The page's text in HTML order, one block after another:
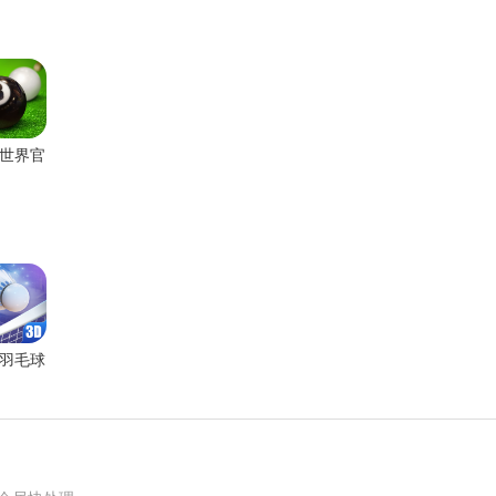
界官
毛球